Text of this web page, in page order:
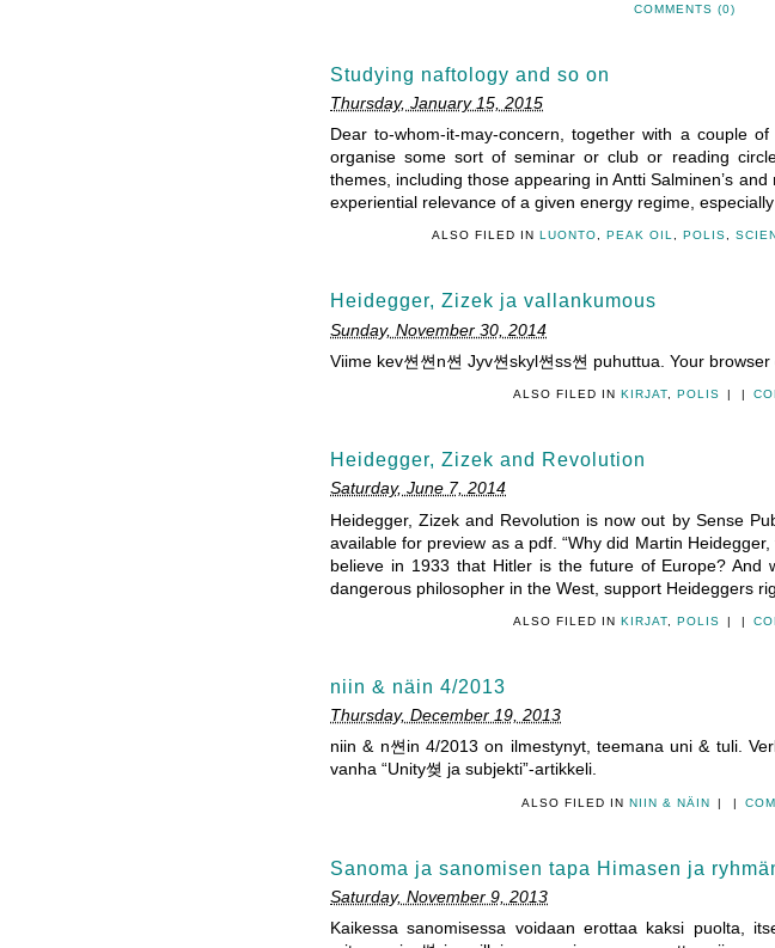
COMMENTS (0)
Studying naftology and so on
Thursday, January 15, 2015
Dear to-whom-it-may-concern, together with a couple
organise some sort of seminar or club or reading
themes, including those appearing in Antti Salminen’s
experiential relevance of a given energy regime,
ALSO FILED IN LUONTO, PEAK OIL, POLIS,
Heidegger, Zizek ja vallankumous
Sunday, November 30, 2014
Viime kev쎤쎤n쎤 Jyv쎤skyl쎤ss쎤 puhuttua. Your
ALSO FILED IN KIRJAT, POLIS | |
Heidegger, Zizek and Revolution
Saturday, June 7, 2014
Heidegger, Zizek and Revolution is now out by Sense
available for preview as a pdf. “Why did Martin
believe in 1933 that Hitler is the future of Europe? And
dangerous philosopher in the West, support Heideggers
ALSO FILED IN KIRJAT, POLIS | |
niin & näin 4/2013
Thursday, December 19, 2013
niin & n쎤in 4/2013 on ilmestynyt, teemana uni & tuli.
vanha “Unity쎶 ja subjekti”-artikkeli.
ALSO FILED INNIIN & NÄIN | |
Sanoma ja sanomisen tapa Himasen ja
Saturday, November 9, 2013
Kaikessa sanomisessa voidaan erottaa kaksi puolta,